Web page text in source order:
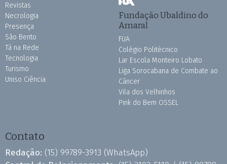
Revistas
Necrologia
Presença
São Bento
Tá na Rede
Tecnologia
Turismo
Uniso Ciência
Fundação Ubaldino do
Amaral
FUA
Colégio Politécnico
Lar Escola Monteiro Lobato
Liga Sorocabana de Combate ao
Câncer
Vila dos Velhinhos
Pink do Bem OSSEL
Contato
Redação: (15) 99789-3913 (WhatsApp)